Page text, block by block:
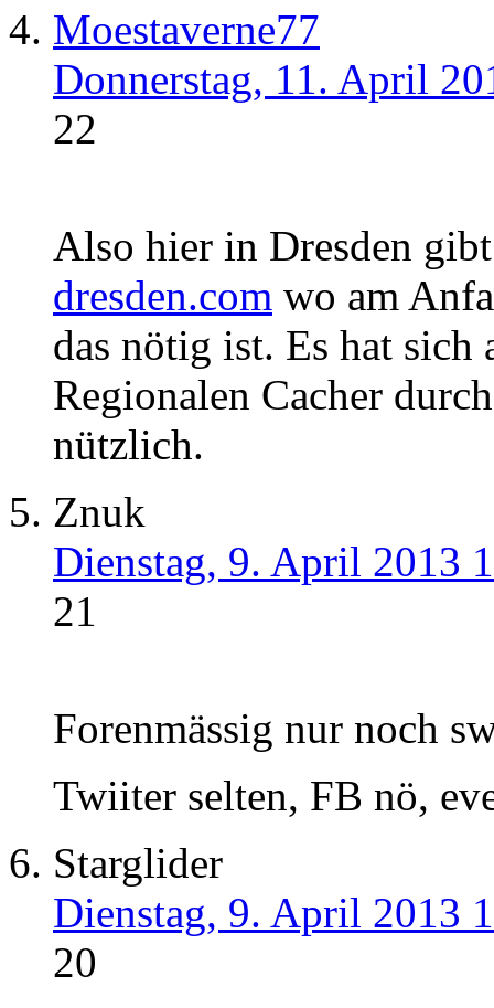
Moestaverne77
Donnerstag, 11. April
22
Also hier in Dresden
dresden.com wo am
das nötig ist. Es hat sich
Regionalen Cacher
nützlich.
Znuk
Dienstag, 9. April 2013
21
Forenmässig nur noch
Twiiter selten, FB nö,
Starglider
Dienstag, 9. April 2013
20